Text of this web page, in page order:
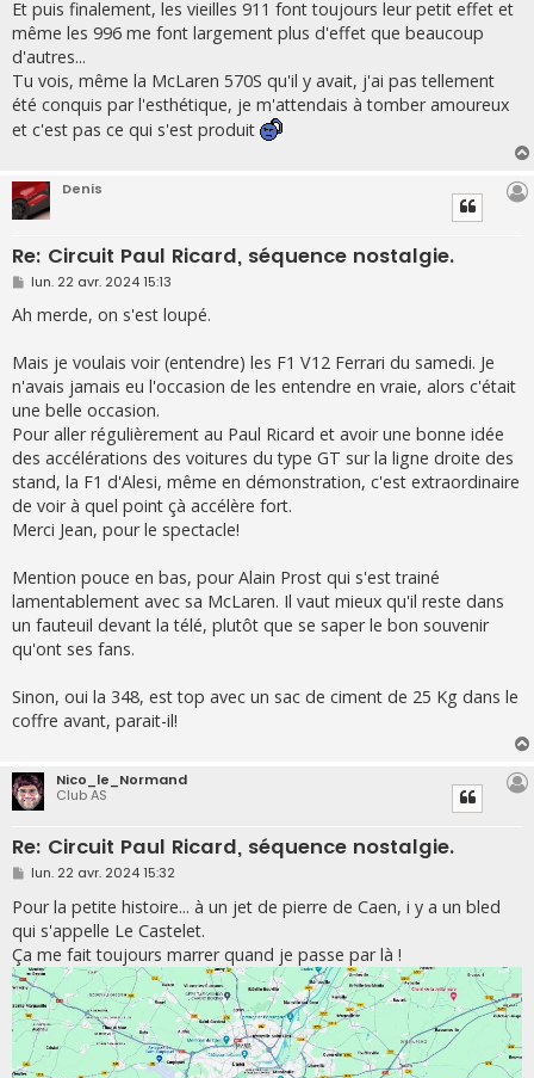
Et puis finalement, les vieilles 911 font toujours leur petit effet et
même les 996 me font largement plus d'effet que beaucoup
d'autres...
Tu vois, même la McLaren 570S qu'il y avait, j'ai pas tellement
été conquis par l'esthétique, je m'attendais à tomber amoureux
et c'est pas ce qui s'est produit
Denis
Re: Circuit Paul Ricard, séquence nostalgie.
M
s
s
g
e
lun. 22 avr. 2024 15:13
Ah merde, on s'est loupé.
Mais je voulais voir (entendre) les F1 V12 Ferrari du samedi. Je
n'avais jamais eu l'occasion de les entendre en vraie, alors c'était
une belle occasion.
Pour aller régulièrement au Paul Ricard et avoir une bonne idée
des accélérations des voitures du type GT sur la ligne droite des
stand, la F1 d'Alesi, même en démonstration, c'est extraordinaire
de voir à quel point çà accélère fort.
Merci Jean, pour le spectacle!
Mention pouce en bas, pour Alain Prost qui s'est trainé
lamentablement avec sa McLaren. Il vaut mieux qu'il reste dans
un fauteuil devant la télé, plutôt que se saper le bon souvenir
qu'ont ses fans.
Sinon, oui la 348, est top avec un sac de ciment de 25 Kg dans le
coffre avant, parait-il!
Nico_le_Normand
Club AS
Re: Circuit Paul Ricard, séquence nostalgie.
M
s
s
a
g
e
lun. 22 avr. 2024 15:32
Pour la petite histoire... à un jet de pierre de Caen, i y a un bled
qui s'appelle Le Castelet.
Ça me fait toujours marrer quand je passe par là !